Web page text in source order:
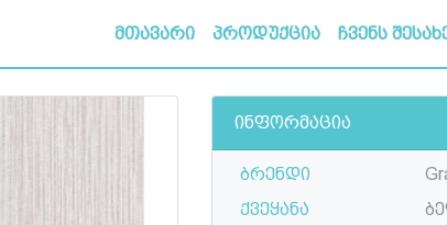
მთავარი პროდუქცია ჩვენს
ინფორმაცია
ბრენდი
ქვეყანა